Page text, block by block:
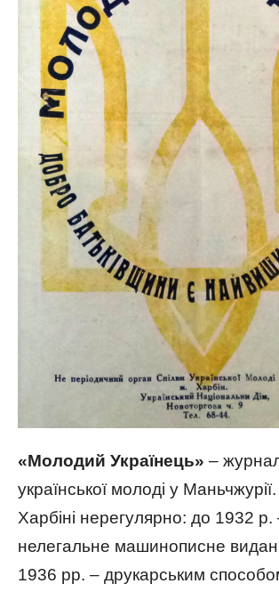
«Молодий Українець» –
української молоді у
Харбіні нерегулярно: до 1932 р.
нелегальне машинописне
1936 рр. – друкарським